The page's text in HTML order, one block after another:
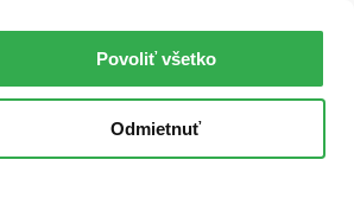
Povoliť všetko
Odmietnuť